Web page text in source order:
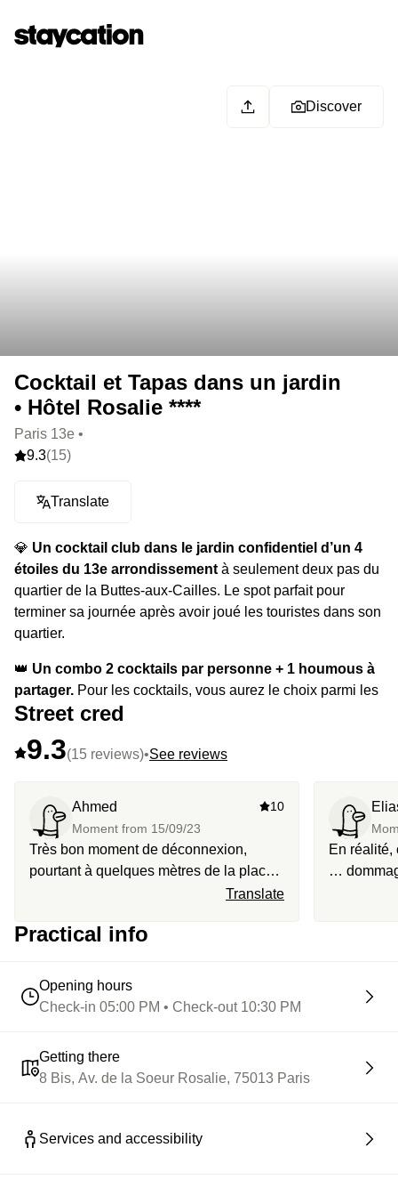
Discover
Cocktail et Tapas dans un jardin
• Hôtel Rosalie ****
Paris 13e •
9.3(15)
Translate
💎 Un cocktail club dans le jardin confidentiel d’un 4
étoiles du 13e arrondissement à seulement deux pas du
quartier de la Buttes-aux-Cailles. Le spot parfait pour
terminer sa journée après avoir joué les touristes dans son
quartier.
👑 Un combo 2 cocktails par personne + 1 houmous à
partager. Pour les cocktails, vous aurez le choix parmi les
Signatures ou les sans-alcool de la carte. Pour les tapas,
huile d'olive du domaine Jòlibois, chips de pita au zaatar.
plein coeur de la ville.
Street cred
9.3(15 reviews)•See reviews
Ahmed
Moment from 15/09/23
10
Très bon moment de déconnexion,
pourtant à quelques mètres de la place
Translate
En
…
Practical info
Opening hours
Check-in 05:00 PM • Check-out 10:30 PM
Getting there
8 Bis, Av. de la Soeur Rosalie, 75013 Paris
Services and accessibility